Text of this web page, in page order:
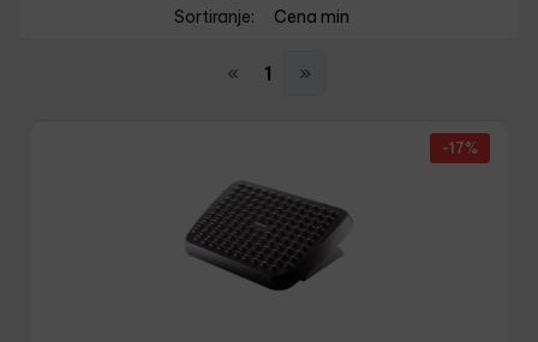
Sortiranje:
Cena min
« 1 »
-17%